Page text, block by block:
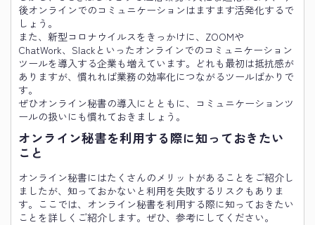
後オンラインでのコミュニケーションはますます活発化するで
しょう。
また、新型コロナウイルスをきっかけに、ZOOMや
ChatWork、Slackといったオンラインでのコミュニケーション
ツールを導入する企業も増えています。どれも最初は抵抗感が
ありますが、慣れれば業務の効率化につながるツールばかりで
す。
ぜひオンライン秘書の導入にとともに、コミュニケーションツ
ールの扱いにも慣れておきましょう。
オンライン秘書を利用する際に知っておきたい
こと
オンライン秘書にはたくさんのメリットがあることをご紹介し
ましたが、知っておかないと利用を失敗するリスクもありま
す。ここでは、オンライン秘書を利用する際に知っておきたい
ことを詳しくご紹介します。ぜひ、参考にしてください。